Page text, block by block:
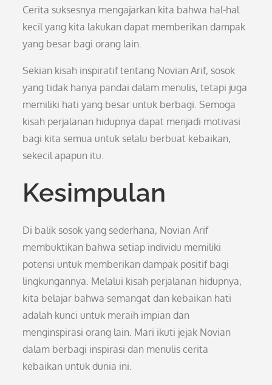
Cerita suksesnya mengajarkan kita bahwa hal-hal
kecil yang kita lakukan dapat memberikan dampak
yang besar bagi orang lain.
Sekian kisah inspiratif tentang Novian Arif, sosok
yang tidak hanya pandai dalam menulis, tetapi juga
memiliki hati yang besar untuk berbagi. Semoga
kisah perjalanan hidupnya dapat menjadi motivasi
bagi kita semua untuk selalu berbuat kebaikan,
sekecil apapun itu.
Kesimpulan
Di balik sosok yang sederhana, Novian Arif
membuktikan bahwa setiap individu memiliki
potensi untuk memberikan dampak positif bagi
lingkungannya. Melalui kisah perjalanan hidupnya,
kita belajar bahwa semangat dan kebaikan hati
adalah kunci untuk meraih impian dan
menginspirasi orang lain. Mari ikuti jejak Novian
dalam berbagi inspirasi dan menulis cerita
kebaikan untuk dunia ini.